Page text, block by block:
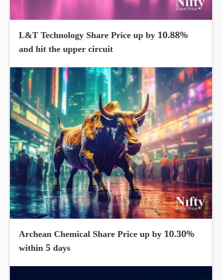
L&T Technology Share Price up by 10.88%
and hit the upper circuit
Archean Chemical Share Price up by 10.30%
within 5 days